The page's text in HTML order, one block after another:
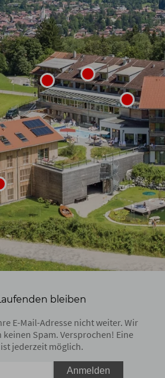
bleiben
E-Mail-Adresse nicht weiter. Wir
keinen Spam. Versprochen! Eine
jederzeit möglich.
Anmelden